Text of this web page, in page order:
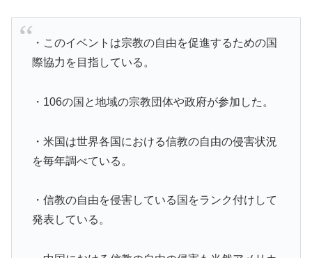
・このイベントは宗教の自由を促進するための国
際協力を目指している。
・106の国と地域の宗教団体や政府が参加した。
・米国は世界各国における信教の自由の侵害状況
を毎年調べている。
・信教の自由を侵害している国をランク付けして
発表している。